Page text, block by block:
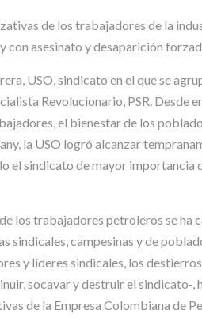
de los trabajadores de la
con asesinato y desaparición
USO, sindicato en el que se
Revolucionario, PSR. Desde
el bienestar de los
la USO logró alcanzar
el sindicato de mayor importancia
los trabajadores petroleros se ha
sindicales, campesinas y de
y líderes sindicales, los
socavar y destruir el sindicato-
de la Empresa Colombiana de